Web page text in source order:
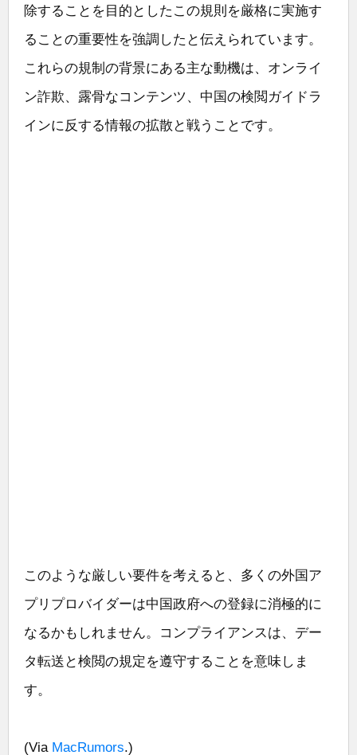
除することを目的としたこの規則を厳格に実施す
ることの重要性を強調したと伝えられています。
これらの規制の背景にある主な動機は、オンライ
ン詐欺、露骨なコンテンツ、中国の検閲ガイドラ
インに反する情報の拡散と戦うことです。
このような厳しい要件を考えると、多くの外国ア
プリプロバイダーは中国政府への登録に消極的に
なるかもしれません。コンプライアンスは、デー
タ転送と検閲の規定を遵守することを意味しま
す。
(Via MacRumors.)